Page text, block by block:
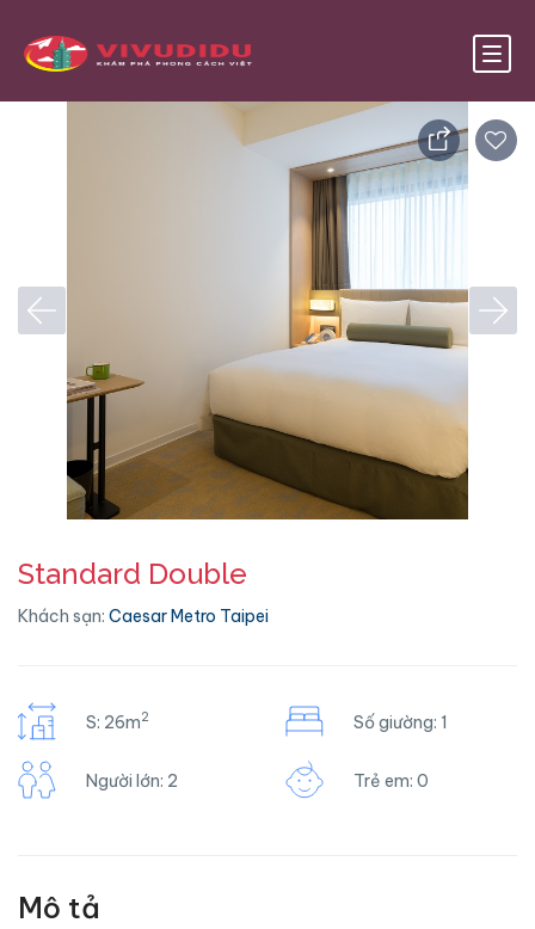
Standard Double
Khách sạn: Caesar Metro Taipei
S: 26m2 Số giường: 1
Người lớn: 2 Trẻ em: 0
Mô tả